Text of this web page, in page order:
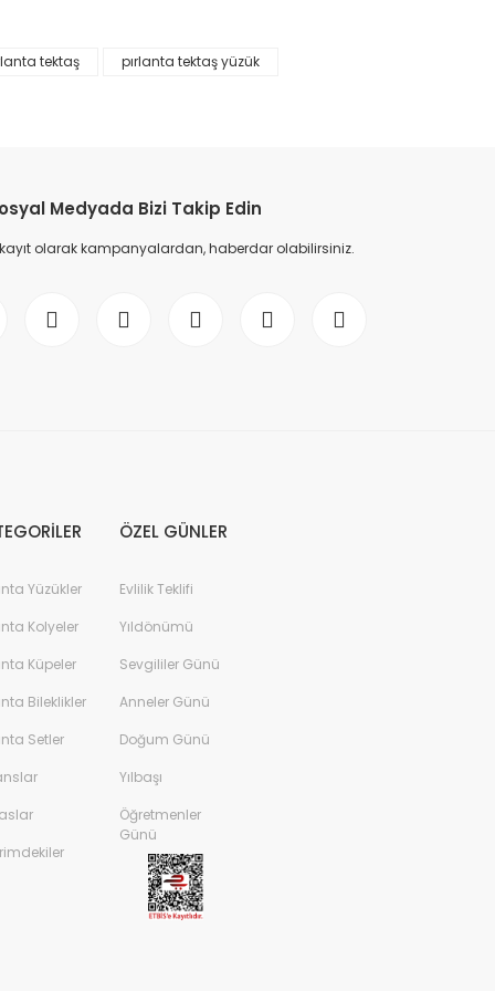
%45
Pırlanta Yüzük E-SI 14K - IDL Sertifikalı
tektaş
pırlanta tektaş yüzük
Medyada Bizi Takip Edin
olarak kampanyalardan, haberdar olabilirsiniz.
Yüzükler
Kolyeler
Küpeler
Bileklikler
Setler
ÖZEL GÜNLER
Evlilik Teklifi
Yıldönümü
Sevgililer Günü
Anneler Günü
Doğum Günü
Yılbaşı
Öğretmenler
Günü